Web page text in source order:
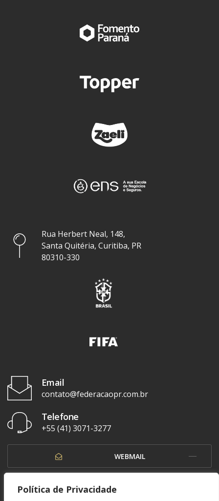
Política de Privacidade
Rua Herbert Neal, 148,
Santa Quitéria, Curitiba, PR
80310-330
Email
contato@federacaopr.com.br
Telefone
+55 (41) 3071-3277
WEBMAIL
OUVIDORIA